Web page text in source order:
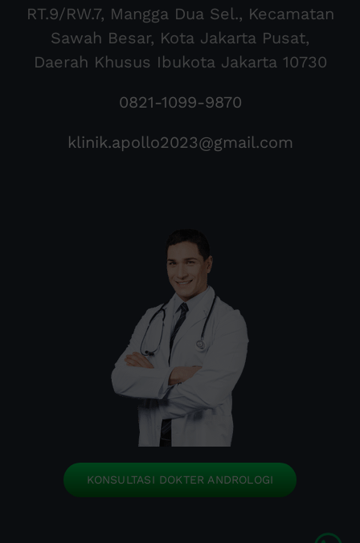
RT.9/RW.7, Mangga Dua Sel., Kecamatan
Sawah Besar, Kota Jakarta Pusat,
Daerah Khusus Ibukota Jakarta 10730
0821-1099-9870
klinik.apollo2023@gmail.com
KONSULTASI DOKTER ANDROLOGI